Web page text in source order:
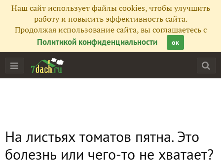
Наш сайт использует файлы cookies, чтобы улучшить
работу и повысить эффективность сайта.
Продолжая использование сайта, вы соглашаетесь с
Политикой конфиденциальности
ок
На листьях томатов пятна. Это
болезнь или чего-то не хватает?